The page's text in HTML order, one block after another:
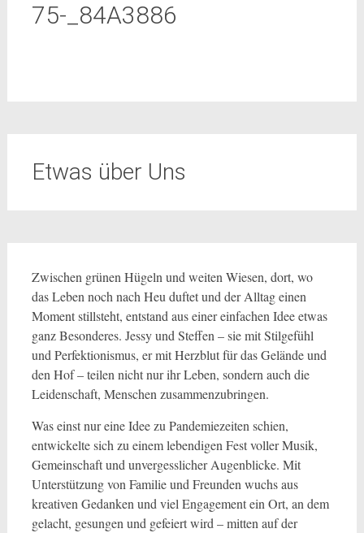
75-_84A3886
Etwas über Uns
Zwischen grünen Hügeln und weiten Wiesen, dort, wo
das Leben noch nach Heu duftet und der Alltag einen
Moment stillsteht, entstand aus einer einfachen Idee etwas
ganz Besonderes. Jessy und Steffen – sie mit Stilgefühl
und Perfektionismus, er mit Herzblut für das Gelände und
den Hof – teilen nicht nur ihr Leben, sondern auch die
Leidenschaft, Menschen zusammenzubringen.
Was einst nur eine Idee zu Pandemiezeiten schien,
entwickelte sich zu einem lebendigen Fest voller Musik,
Gemeinschaft und unvergesslicher Augenblicke. Mit
Unterstützung von Familie und Freunden wuchs aus
kreativen Gedanken und viel Engagement ein Ort, an dem
gelacht, gesungen und gefeiert wird – mitten auf der